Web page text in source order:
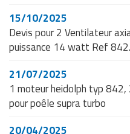
15/10/2025
Devis pour 2 Ventilateur
puissance 14 watt Ref 842.
21/07/2025
1 moteur heidolph typ
pour poêle supra turbo
20/04/2025